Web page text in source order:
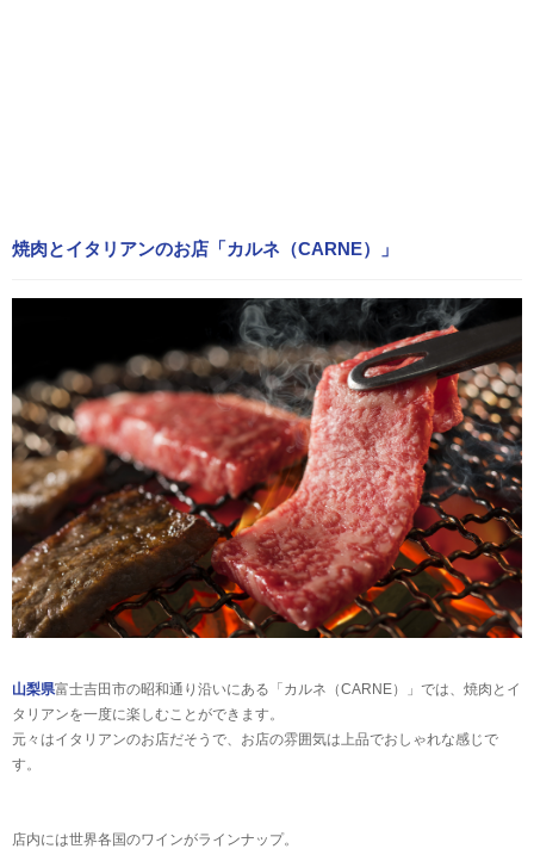
焼肉とイタリアンのお店「カルネ（CARNE）」
山梨県富士吉田市の昭和通り沿いにある「カルネ（CARNE）」では、焼肉とイ
タリアンを一度に楽しむことができます。
元々はイタリアンのお店だそうで、お店の雰囲気は上品でおしゃれな感じで
す。
店内には世界各国のワインがラインナップ。